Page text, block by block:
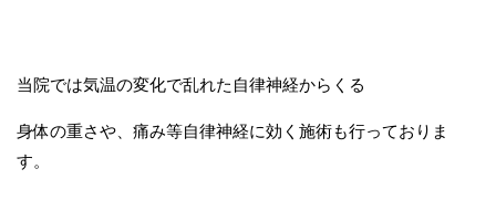
当院では気温の変化で乱れた自律神経からくる
身体の重さや、痛み等自律神経に効く施術も行っておりま
す。